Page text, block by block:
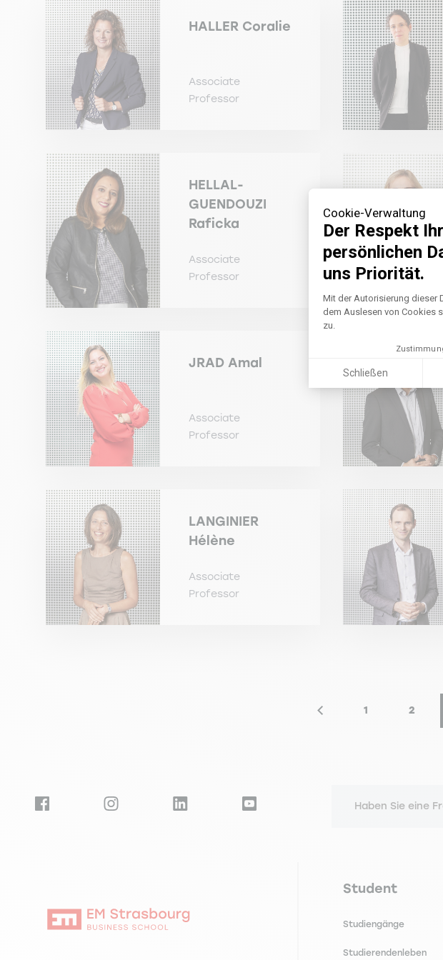
Cookie-Verwaltung
Der Respekt
persönlichen
uns Priorität.
Mit der Autorisierung dieser
dem Auslesen von Cookies
zu.
Schließen
HALLER Coralie
Associate
Professor
HELLAL-
GUENDOUZI
Raficka
Associate
Professor
JRAD Amal
Associate
Professor
LANGINIER
Hélène
Associate
Professor
Vorherige Seite
Seite
1
Seite
2
Haben Sie eine
Navigation
Student
Studiengänge
Studierendenleben